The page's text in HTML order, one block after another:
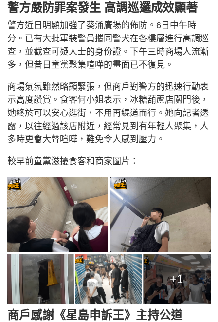
警方嚴防罪案發生 高調巡邏成效顯著
警方近日明顯加強了葵涌廣場的佈防。6日中午時
分。已有大批軍裝警員攜同警犬在各樓層進行高調巡
查，並截查可疑人士的身份證。下午三時商場人流漸
多，但昔日童黨聚集喧嘩的畫面已不復見。
商場氣氛雖然略顯緊張，但商戶對警方的迅速行動表
示高度讚賞。食客何小姐表示，冰糖葫蘆店關門後，
她終於可以安心逛街，不用再繞道而行。她向記者透
露，以往經過該店附近，經常見到有年輕人聚集，人
多時更會大聲喧嘩，難免令人感到壓力。
較早前童黨滋擾食客和商家圖片：
+1
商戶感謝《星島申訴王》主持公道